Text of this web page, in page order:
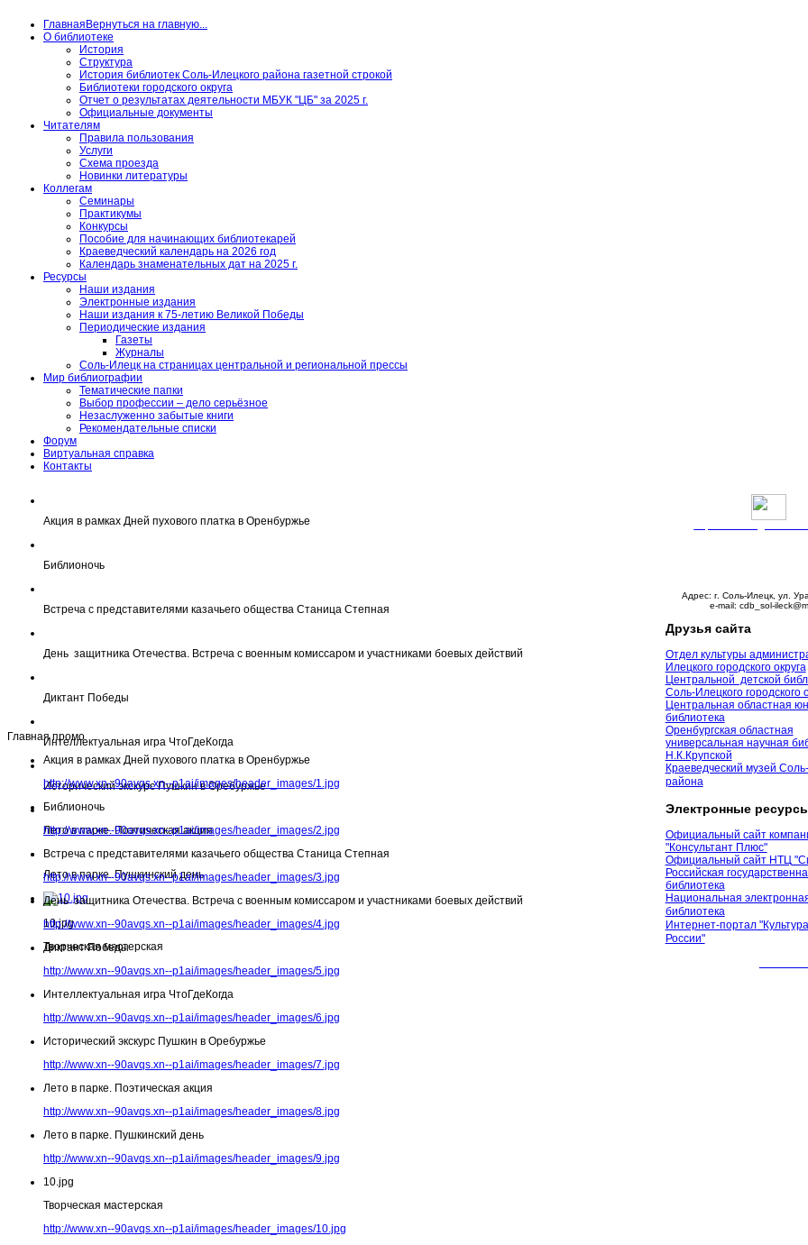
Главная Вернуться на главную...
О библиотеке
История
Структура
История библиотек Соль-Илецкого района газетной строкой
Библиотеки городского округа
Отчет о результатах деятельности МБУК "ЦБ" за 2025 г.
Официальные документы
Читателям
Правила пользования
Услуги
Схема проезда
Новинки литературы
Коллегам
Семинары
Практикумы
Конкурсы
Пособие для начинающих библиотекарей
Краеведческий календарь на 2026 год
Календарь знаменательных дат на 2025 г.
Ресурсы
Наши издания
Электронные издания
Наши издания к 75-летию Великой Победы
Периодические издания
Газеты
Журналы
Соль-Илецк на страницах центральной и региональной прессы
Мир библиографии
Тематические папки
Выбор профессии – дело серьёзное
Незаслуженно забытые книги
Рекомендательные списки
Форум
Виртуальная справка
Контакты
Акция в рамках Дней пухового платка в Оренбуржье
Библионочь
Встреча с представителями казачьего общества Станица Степная
День защитника Отечества. Встреча с военным комиссаром и участниками боевых действий
Диктант Победы
Интеллектуальная игра ЧтоГдеКогда
Исторический экскурс Пушкин в Оребуржье
Лето в парке. Поэтическая акция
Лето в парке. Пушкинский день
10.jpg
Творческая мастерская
Главная промо
Акция в рамках Дней пухового платка в Оренбуржье
http://www.xn--90avqs.xn--p1ai/images/header_images/1.jpg
Библионочь
http://www.xn--90avqs.xn--p1ai/images/header_images/2.jpg
Встреча с представителями казачьего общества Станица Степная
http://www.xn--90avqs.xn--p1ai/images/header_images/3.jpg
День защитника Отечества. Встреча с военным комиссаром и участниками боевых действий
http://www.xn--90avqs.xn--p1ai/images/header_images/4.jpg
Диктант Победы
http://www.xn--90avqs.xn--p1ai/images/header_images/5.jpg
Интеллектуальная игра ЧтоГдеКогда
http://www.xn--90avqs.xn--p1ai/images/header_images/6.jpg
Исторический экскурс Пушкин в Оребуржье
http://www.xn--90avqs.xn--p1ai/images/header_images/7.jpg
Лето в парке. Поэтическая акция
http://www.xn--90avqs.xn--p1ai/images/header_images/8.jpg
Лето в парке. Пушкинский день
http://www.xn--90avqs.xn--p1ai/images/header_images/9.jpg
10.jpg
Творческая мастерская
http://www.xn--90avqs.xn--p1ai/images/header_images/10.jpg
Адрес: г. Соль-Илецк, ул.
e-mail: cdb_sol-
Друзья сайта
Отдел культуры
Илецкого городского округа
Центральной детской
Соль-Илецкого городского
Центральная областная
библиотека
Оренбургская областная
универсальная научная
Н.К.Крупской
Краеведческий музей
района
Электронные
Официальный сайт
"Консультант Плюс"
Официальный сайт НТЦ
Российская
библиотека
Национальная
библиотека
Интернет-портал
России"